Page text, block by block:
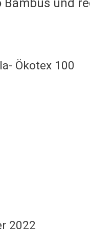
und
Ökotex 100
2022